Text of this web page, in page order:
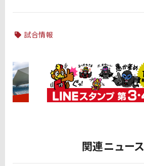
試合情報
関連ニュース